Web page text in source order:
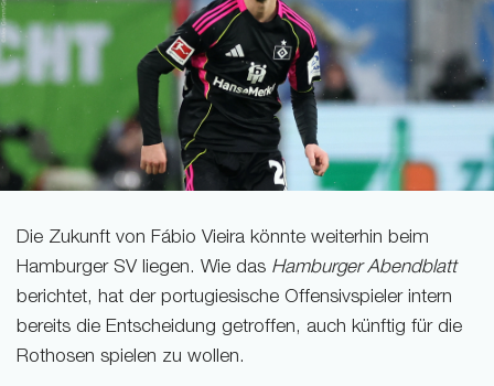
Die Zukunft von Fábio Vieira könnte weiterhin beim
Hamburger SV liegen. Wie das Hamburger Abendblatt
berichtet, hat der portugiesische Offensivspieler intern
bereits die Entscheidung getroffen, auch künftig für die
Rothosen spielen zu wollen.